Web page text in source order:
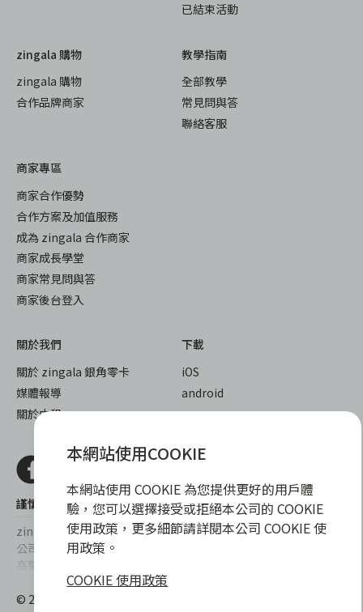
已結束活動
zingala 購物
zingala 購物
合作品牌商家
教學指南
全部教學
常見問與答
聯絡客服
商家專區
商家合作優勢
合作方案及加值服務
成為 zingala 合作商家
商家成長學堂
商家常見問與答
商家後台登入
關於我們
關於 zingala 銀角零卡
媒體報導
關於中租
下載
iOS
android
謹慎衡量自身財務狀況，理性理財最安心
zingala銀角零卡/仲信資融沒有代辦公司及代辦業務，也未與代辦
公司合作，更不會要求您提供實體銀行提款卡或實體信用卡，請提
高警覺，勿受騙上當！
提醒您，消費前請審慎評估財務狀況，理性理財最安心。總費用年
百分率區間為0%~15.9%，實際費用率，仍以各合作商家提供之商
© 2022 仲信資融股份有限公司 Chailease Consumer Finance
本網站使用COOKIE
本網站使用 COOKIE 為您提供更好的用戶體
驗，您可以選擇接受或拒絕本公司的 COOKIE
使用政策，更多細節請詳閱本公司 COOKIE 使
用政策。
COOKIE 使用政策